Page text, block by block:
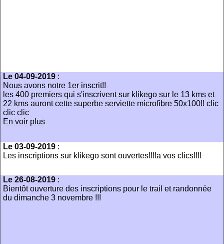
Le 04-09-2019 :
Nous avons notre 1er inscrit!!
les 400 premiers qui s'inscrivent sur klikego sur le 13 kms et
22 kms auront cette superbe serviette microfibre 50x100!! clic
clic clic
En voir plus
Le 03-09-2019 :
Les inscriptions sur klikego sont ouvertes!!!!a vos clics!!!!
Le 26-08-2019 :
Bientôt ouverture des inscriptions pour le trail et randonnée
du dimanche 3 novembre !!!